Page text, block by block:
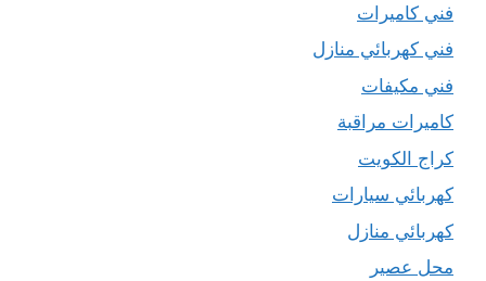
فني كاميرات
فني كهربائي منازل
فني مكيفات
كاميرات مراقبة
كراج الكويت
كهربائي سيارات
كهربائي منازل
محل عصير